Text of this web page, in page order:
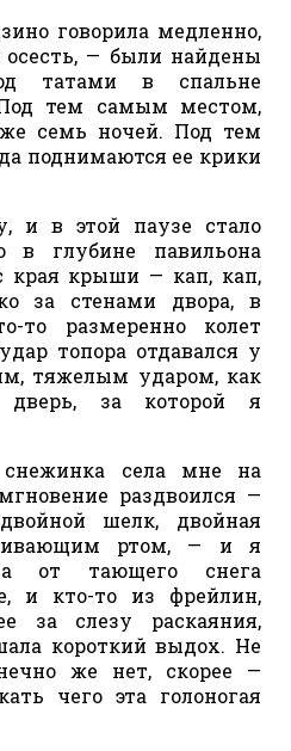
говорила медленно,
— были найдены
татами в спальне
тем самым местом,
семь ночей. Под тем
поднимаются ее крики
и в этой паузе стало
в глубине павильона
края крыши — кап, кап,
за стенами двора, в
то размеренно колет
топора отдавался у
тяжелым ударом, как
за которой я
снежинка села мне на
раздвоился —
шелк, двойная
ртом, — и я
от тающего снега
и кто-то из фрейлин,
за слезу раскаяния,
короткий выдох. Не
же нет, скорее —
чего эта голоногая